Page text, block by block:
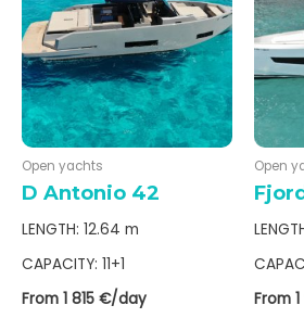
Open yachts
D Antonio 42
LENGTH: 12.64 m
CAPACITY: 11+1
From 1 815 €/day
Open
From